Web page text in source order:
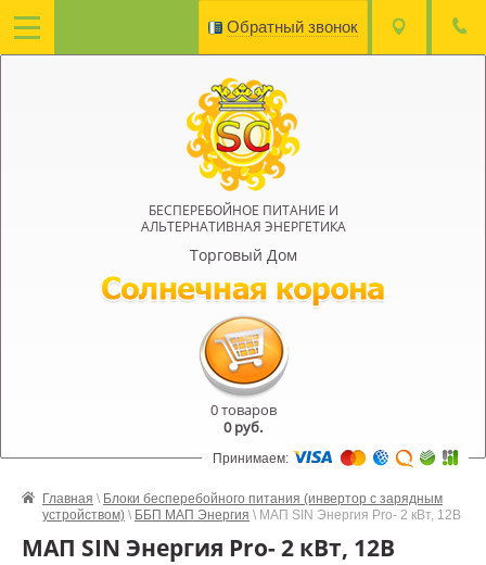
БЕСПЕРЕБОЙНОЕ ПИТАНИЕ И
АЛЬТЕРНАТИВНАЯ ЭНЕРГЕТИКА
Торговый Дом
Обратный звонок
0 товаров
0руб.
Принимаем:
Главная \ Блоки бесперебойного питания (инвертор с зарядным
устройством) \ ББП МАП Энергия \ МАП SIN Энергия Pro- 2 кВт, 12В
МАП SIN Энергия Pro- 2 кВт, 12В